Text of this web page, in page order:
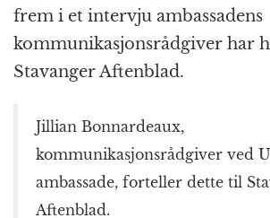
frem i et intervju ambassadens
kommunikasjonsrådgiver har
Stavanger Aftenblad.
Jillian Bonnardeaux,
kommunikasjonsrådgiver ved
ambassade, forteller dette til
Aftenblad.